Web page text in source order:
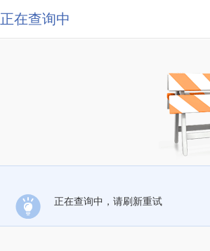
正在查询中
正在查询中，请刷新重试